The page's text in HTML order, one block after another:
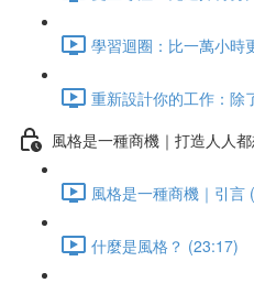
學習迴圈：比一萬小時
重新設計你的工作：除
風格是一種商機｜打造人人
風格是一種商機｜引言
什麼是風格？ (23:17)